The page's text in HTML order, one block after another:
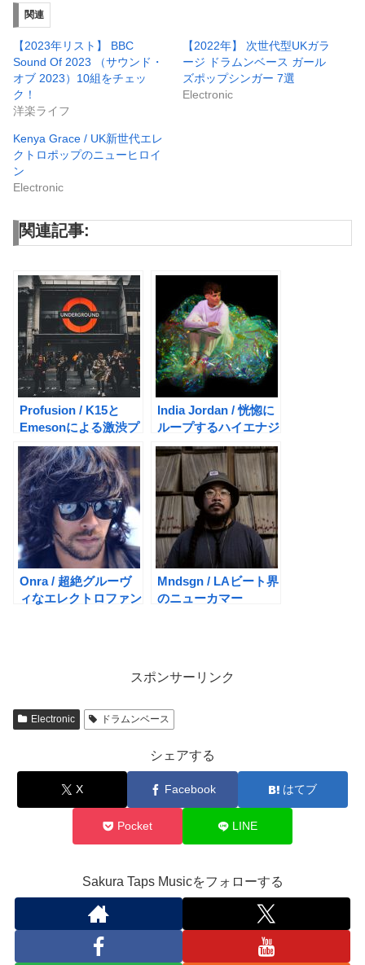
関連
【2023年リスト】 BBC
Sound Of 2023 （サウンド・
オブ 2023）10組をチェッ
ク！
洋楽ライフ
【2022年】 次世代型UKガラ
ージ ドラムンベース ガール
ズポップシンガー 7選
Electronic
Kenya Grace / UK新世代エレ
クトロポップのニューヒロイ
ン
Electronic
関連記事:
Profusion / K15と
Emesonによる激渋プ
ロジェクト
India Jordan / 恍惚に
ループするハイエナジ
ー・ハードテック
Onra / 超絶グルーヴ
ィなエレクトロファン
Mndsgn / LAビート界
のニューカマー
スポンサーリンク
Electronic ドラムンベース
シェアする
X Facebook はてブ
Pocket LINE
Sakura Taps Musicをフォローする